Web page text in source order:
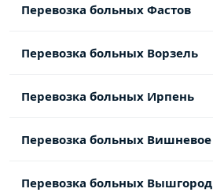
Перевозка больных Фастов
Перевозка больных Ворзель
Перевозка больных Ирпень
Перевозка больных Вишневое
Перевозка больных Вышгород